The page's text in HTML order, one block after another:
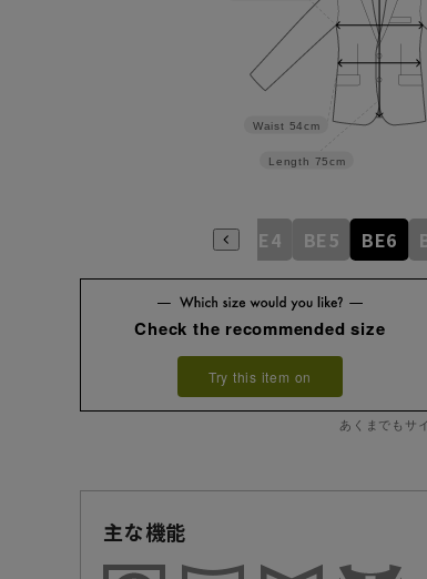
Length 75cm
Waist 54cm
BE3 BE4 BE5 BE6
Check the recommended size
Try this item on
あくまでもサ
主な機能